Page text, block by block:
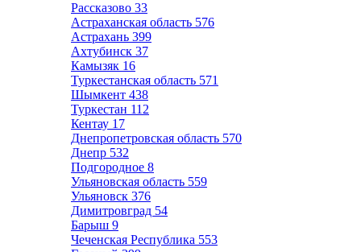
Рассказово 33
Астраханская область 576
Астрахань 399
Ахтубинск 37
Камызяк 16
Туркестанская область 571
Шымкент 438
Туркестан 112
Кентау 17
Днепропетровская область 570
Днепр 532
Подгородное 8
Ульяновская область 559
Ульяновск 376
Димитровград 54
Барыш 9
Чеченская Республика 553